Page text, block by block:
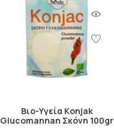
Βιο-Υγεία Κonjak
Glucomannan Σκόνη 100gr